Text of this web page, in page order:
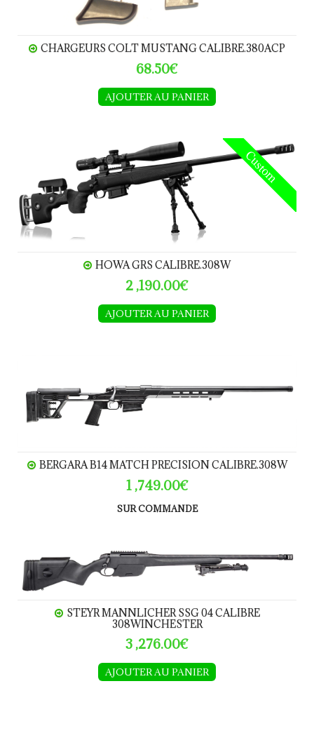
CHARGEURS COLT MUSTANG CALIBRE.380ACP
68.50€
AJOUTER AU PANIER
Custom
HOWA GRS calibre.308W
HOWA GRS CALIBRE.308W
2 ,190.00€
AJOUTER AU PANIER
BERGARA B14 MATCH PRECISION CALIBRE.308W
1 ,749.00€
SUR COMMANDE
STEYR MANNLICHER SSG 04 calibre 308Winchester
STEYR MANNLICHER SSG 04 CALIBRE
308WINCHESTER
3 ,276.00€
AJOUTER AU PANIER